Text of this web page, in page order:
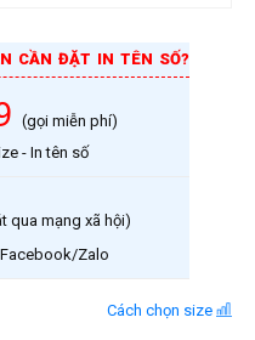
CẦN ĐẶT IN TÊN SỐ?
(gọi miễn phí)
- In tên số
qua mạng xã hội)
Zalo
Cách chọn size